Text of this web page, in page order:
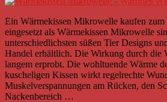
Ein Wärmekissen Mikrowelle kaufen
eingesetzt als Wärmekissen Mikrowelle
unterschiedlichsten süßen Tier Designs
Handel erhältlich. Die Wirkung durch die
langem erprobt. Die wohltuende Wärme
kuscheligen Kissen wirkt regelrechte
Muskelverspannungen am Rücken, den
Nackenbereich …